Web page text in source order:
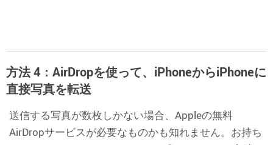
方法 4：AirDropを使って、iPhoneからiPhoneに
直接写真を転送
送信する写真が数枚しかない場合、Appleの無料
AirDropサービスが必要なものかも知れません。お持ち